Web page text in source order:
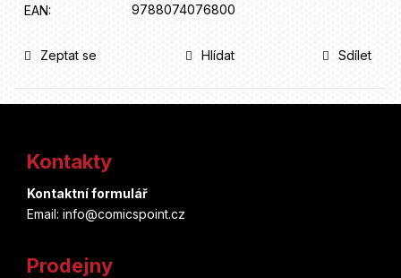
EAN: 9788074076800
Zeptat se Hlídat Sdílet
Kontakty
Kontaktní formulář
Email: info@comicspoint.cz
Prodejny